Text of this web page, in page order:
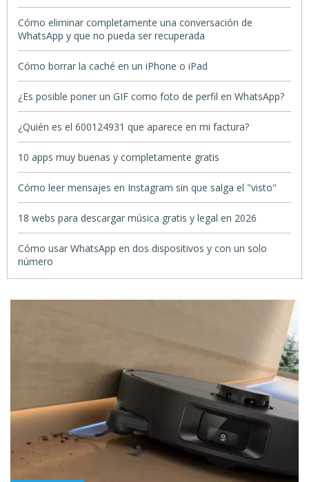
Cómo eliminar completamente una conversación de
WhatsApp y que no pueda ser recuperada
Cómo borrar la caché en un iPhone o iPad
¿Es posible poner un GIF como foto de perfil en WhatsApp?
¿Quién es el 600124931 que aparece en mi factura?
10 apps muy buenas y completamente gratis
Cómo leer mensajes en Instagram sin que salga el "visto"
18 webs para descargar música gratis y legal en 2026
Cómo usar WhatsApp en dos dispositivos y con un solo
número